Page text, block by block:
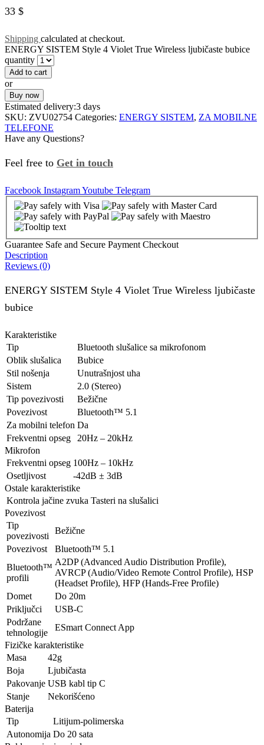
33 $
Shipping calculated at checkout.
ENERGY SISTEM Style 4 Violet True Wireless ljubičaste bubice
quantity
Add to cart
or
Buy now
Estimated delivery:3 days
SKU: ZVU02754 Categories: ENERGY SISTEM, ZA MOBILNE
TELEFONE
Have any Questions?
Feel free to Get in touch
Facebook InstagramYoutube Telegram
Guarantee Safe and Secure Payment Checkout
Description
Reviews (0)
ENERGY SISTEM Style 4 Violet True Wireless ljubičaste
bubice
Karakteristike
Tip
Bluetooth slušalice sa mikrofonom
Oblik slušalica
Bubice
Stil nošenja
Unutrašnjost uha
Sistem
2.0 (Stereo)
Tip povezivosti
Bežične
Povezivost
Bluetooth™ 5.1
Za mobilni telefon Da
Frekventni opseg
20Hz – 20kHz
Mikrofon
Frekventni opseg 100Hz – 10kHz
Osetljivost
-42dB ± 3dB
Ostale karakteristike
Kontrola jačine zvuka Tasteri na slušalici
Povezivost
Tip
povezivosti
Bežične
Povezivost
Bluetooth™ 5.1
Bluetooth™
profili
A2DP (Advanced Audio Distribution Profile),
AVRCP (Audio/Video Remote Control Profile), HSP
(Headset Profile), HFP (Hands-Free Profile)
Domet
Do 20m
Priključci
USB-C
Podržane
tehnologije
ESmart Connect App
Fizičke karakteristike
Masa
42g
Boja
Ljubičasta
Pakovanje USB kabl tip C
Stanje
Nekorišćeno
Baterija
Tip
Litijum-polimerska
Autonomija Do 20 sata